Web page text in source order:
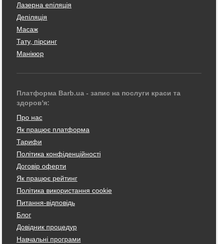
Лазерна епіляція
Депіляція
Масаж
Тату, пірсинг
Манікюр
Платформа Barb.ua - запис на послуги краси та
здоров'я:
Про нас
Як працює платформа
Тарифи
Політика конфіденційності
Договір оферти
Як працює рейтинг
Політика використання cookie
Питання-відповідь
Блог
Довідник процедур
Навчальні програми